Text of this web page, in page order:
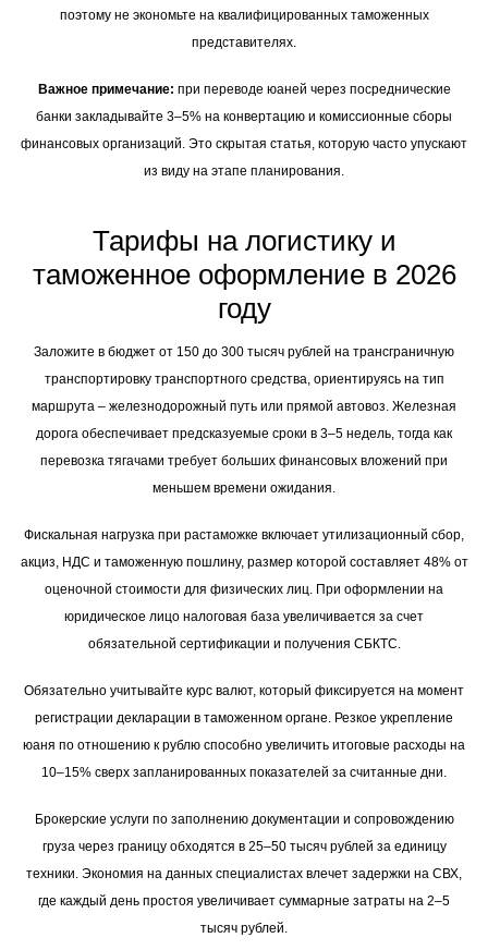
поэтому не экономьте на квалифицированных таможенных
представителях.
Важное примечание: при переводе юаней через посреднические
банки закладывайте 3–5% на конвертацию и комиссионные сборы
финансовых организаций. Это скрытая статья, которую часто упускают
из виду на этапе планирования.
Тарифы на логистику и
таможенное оформление в 2026
году
Заложите в бюджет от 150 до 300 тысяч рублей на трансграничную
транспортировку транспортного средства, ориентируясь на тип
маршрута – железнодорожный путь или прямой автовоз. Железная
дорога обеспечивает предсказуемые сроки в 3–5 недель, тогда как
перевозка тягачами требует больших финансовых вложений при
меньшем времени ожидания.
Фискальная нагрузка при растаможке включает утилизационный сбор,
акциз, НДС и таможенную пошлину, размер которой составляет 48% от
оценочной стоимости для физических лиц. При оформлении на
юридическое лицо налоговая база увеличивается за счет
обязательной сертификации и получения СБКТС.
Обязательно учитывайте курс валют, который фиксируется на момент
регистрации декларации в таможенном органе. Резкое укрепление
юаня по отношению к рублю способно увеличить итоговые расходы на
10–15% сверх запланированных показателей за считанные дни.
Брокерские услуги по заполнению документации и сопровождению
груза через границу обходятся в 25–50 тысяч рублей за единицу
техники. Экономия на данных специалистах влечет задержки на СВХ,
где каждый день простоя увеличивает суммарные затраты на 2–5
тысяч рублей.